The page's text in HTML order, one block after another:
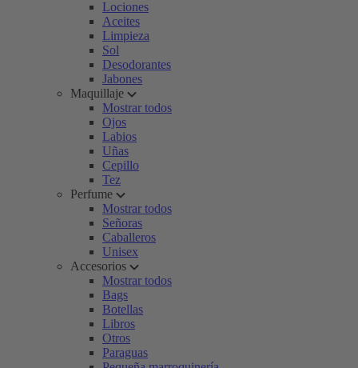
Lociones
Aceites
Limpieza
Sol
Desodorantes
Jabones
Maquillaje
Mostrar todos
Ojos
Labios
Uñas
Cepillo
Tez
Perfume
Mostrar todos
Señoras
Caballeros
Unisex
Accesorios
Mostrar todos
Bags
Botellas
Libros
Otros
Paraguas